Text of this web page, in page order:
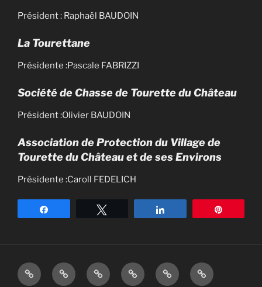
Président : Raphaël BAUDOIN
La Tourettane
Présidente :Pascale FABRIZZI
Société de Chasse de Tourette du Château
Président :Olivier BAUDOIN
Association de Protection du Village de
Tourette du Château et de ses Environs
Présidente :Caroll FEDELICH
Notre
village
La
Mairie
Démarches
Administratives
Infos
de
Démarches
d’urbanisme
Préventions